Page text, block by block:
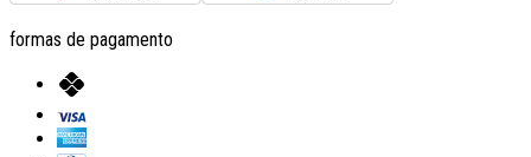
formas de pagamento